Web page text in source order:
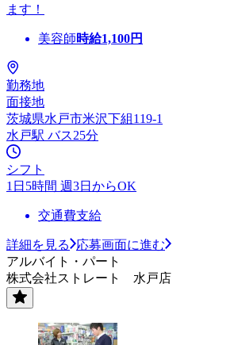
ます！
美容師時給1,100円
勤務地
面接地
茨城県水戸市米沢下組119-1
水戸駅 バス25分
シフト
1日5時間 週3日からOK
交通費支給
詳細を見る
応募画面に進む
アルバイト・パート
株式会社ストレート 水戸店